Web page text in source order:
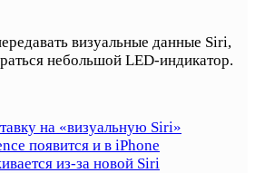
визуальные данные Siri,
небольшой LED-индикатор.
на «визуальную Siri»
появится и в iPhone
из-за новой Siri